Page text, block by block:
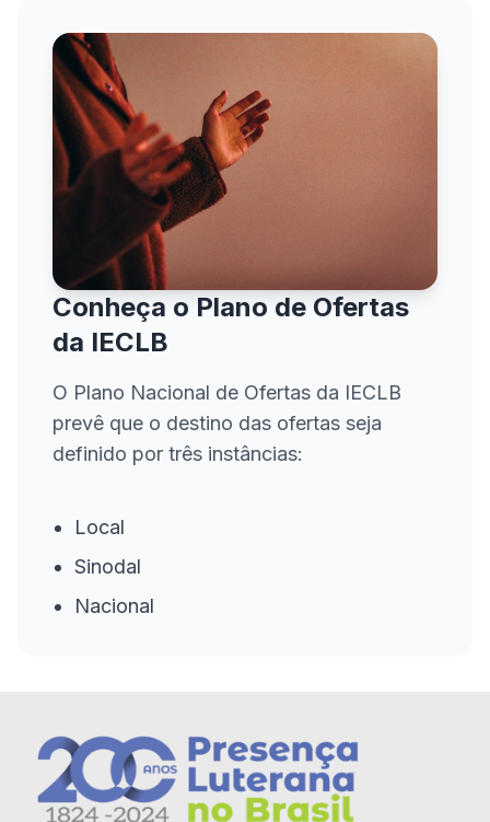
Conheça o Plano de Ofertas
da IECLB
O Plano Nacional de Ofertas da IECLB
prevê que o destino das ofertas seja
definido por três instâncias:
Local
Sinodal
Nacional